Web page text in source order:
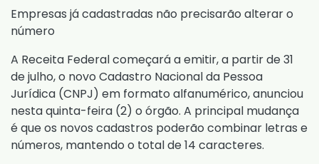
Empresas já cadastradas não precisarão alterar o
número
A Receita Federal começará a emitir, a partir de 31
de julho, o novo Cadastro Nacional da Pessoa
Jurídica (CNPJ) em formato alfanumérico, anunciou
nesta quinta-feira (2) o órgão. A principal mudança
é que os novos cadastros poderão combinar letras e
números, mantendo o total de 14 caracteres.